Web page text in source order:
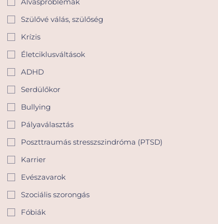
Szülővé válás, szülőség
Krízis
Életciklusváltások
ADHD
Serdülőkor
Bullying
Pályaválasztás
Poszttraumás stresszszindróma (PTSD)
Karrier
Evészavarok
Szociális szorongás
Fóbiák